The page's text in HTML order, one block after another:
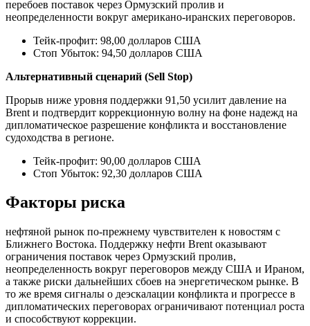
перебоев поставок через Ормузский пролив и
неопределенности вокруг американо-иранских переговоров.
Тейк-профит: 98,00 долларов США
Стоп Убыток: 94,50 долларов США
Альтернативный сценарий (Sell Stop)
Прорыв ниже уровня поддержки 91,50 усилит давление на
Brent и подтвердит коррекционную волну на фоне надежд на
дипломатическое разрешение конфликта и восстановление
судоходства в регионе.
Тейк-профит: 90,00 долларов США
Стоп Убыток: 92,30 долларов США
Факторы риска
нефтяной рынок по-прежнему чувствителен к новостям с
Ближнего Востока. Поддержку нефти Brent оказывают
ограничения поставок через Ормузский пролив,
неопределенность вокруг переговоров между США и Ираном,
а также риски дальнейших сбоев на энергетическом рынке. В
то же время сигналы о деэскалации конфликта и прогрессе в
дипломатических переговорах ограничивают потенциал роста
и способствуют коррекции.